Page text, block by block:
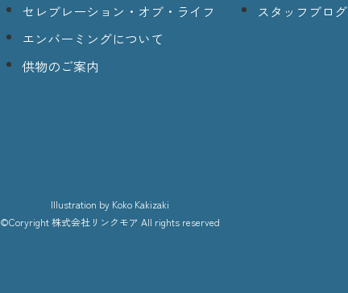
セレブレーション・オブ・ライフ
エンバーミングについて
供物のご案内
スタッフブログ
lllustration by Koko Kakizaki
©Coryright 株式会社リンクモア All rights reserved